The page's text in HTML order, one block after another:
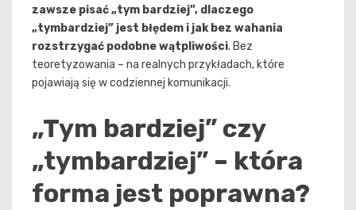
zawsze pisać „tym bardziej”, dlaczego
„tymbardziej” jest błędem i jak bez wahania
rozstrzygać podobne wątpliwości. Bez
teoretyzowania – na realnych przykładach, które
pojawiają się w codziennej komunikacji.
„Tym bardziej” czy
„tymbardziej” – która
forma jest poprawna?